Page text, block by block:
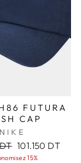
FUTURA
CAP
NIKE
Prix
réduit
101.150 DT
15%